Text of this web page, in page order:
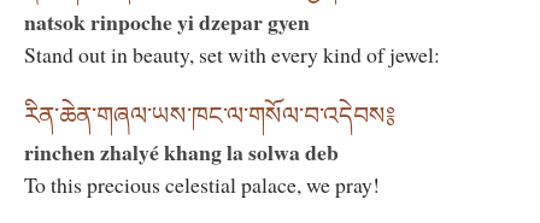
natsok rinpoche yi dzepar gyen
Stand out in beauty, set with every kind of jewel:
རིན་ཆེན་གཞལ་ཡས་ཁང་ལ་གསོལ་བ་འདེབས༔
rinchen zhalyé khang la solwa deb
To this precious celestial palace, we pray!